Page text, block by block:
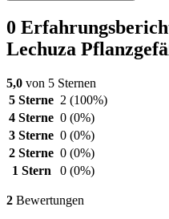
0
Lechuza
5,0 von 5 Sternen
5 Sterne 2 (100%)
4 Sterne 0 (0%)
3 Sterne 0 (0%)
2 Sterne 0 (0%)
1 Stern
0 (0%)
2 Bewertungen